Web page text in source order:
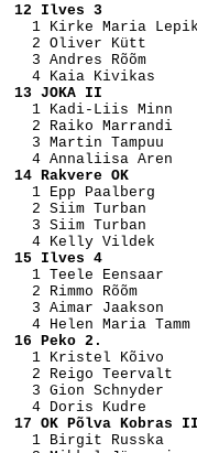
12 Ilves 3
1 Kirke Maria
2 Oliver Kütt
3 Andres Rõõm
13 JOKA II
1 Kadi-Liis Minn
2 Raiko Marrandi
3 Martin Tampuu
14 Rakvere
1 Epp Paalberg
2 Siim Turban
3 Siim Turban
15 Ilves 4
1 Teele Eensaar
2 Rimmo Rõõm
3 Aimar Jaakson
16 Peko 2.
1 Kristel Kõivo
2 Reigo Teervalt
3 Gion Schnyder
17 OK Põlva
1 Birgit Russka